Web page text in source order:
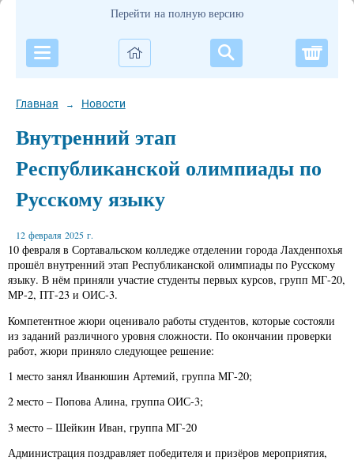
Перейти на полную версию
Главная → Новости
Внутренний этап
Республиканской олимпиады по
Русскому языку
12 февраля 2025 г.
10 февраля в Сортавальском колледже отделении города Лахденпохья
прошёл внутренний этап Республиканской олимпиады по Русскому
языку. В нём приняли участие студенты первых курсов, групп МГ-20,
МР-2, ПТ-23 и ОИС-3.
Компетентное жюри оценивало работы студентов, которые состояли
из заданий различного уровня сложности. По окончании проверки
работ, жюри приняло следующее решение:
1 место занял Иванюшин Артемий, группа МГ-20;
2 место – Попова Алина, группа ОИС-3;
3 место – Шейкин Иван, группа МГ-20
Администрация поздравляет победителя и призёров мероприятия,